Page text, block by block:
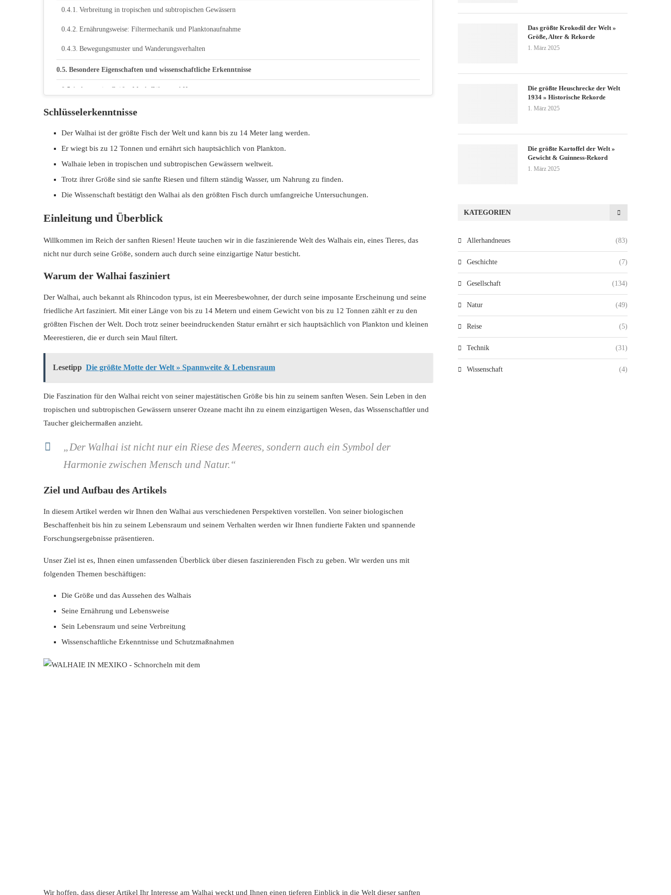
Verbreitung in tropischen und subtropischen Gewässern
Ernährungsweise: Filtermechanik und Planktonaufnahme
Bewegungsmuster und Wanderungsverhalten
Besondere Eigenschaften und wissenschaftliche Erkenntnisse
Anatomie: Größe, Maul, Zähne und Haut
Forschungsprojekte und Schutzmaßnahmen
Fazit
Schlüsselerkenntnisse
Der Walhai ist der größte Fisch der Welt und kann bis zu 14 Meter lang werden.
Er wiegt bis zu 12 Tonnen und ernährt sich hauptsächlich von Plankton.
Walhaie leben in tropischen und subtropischen Gewässern weltweit.
Trotz ihrer Größe sind sie sanfte Riesen und filtern ständig Wasser, um Nahrung zu finden.
Die Wissenschaft bestätigt den Walhai als den größten Fisch durch umfangreiche Untersuchungen.
Einleitung und Überblick
Willkommen im Reich der sanften Riesen! Heute tauchen wir in die faszinierende Welt des Walhais ein, eines Tieres, das
nicht nur durch seine Größe, sondern auch durch seine einzigartige Natur besticht.
Warum der Walhai fasziniert
Der Walhai, auch bekannt als Rhincodon typus, ist ein Meeresbewohner, der durch seine imposante Erscheinung und seine
friedliche Art fasziniert. Mit einer Länge von bis zu 14 Metern und einem Gewicht von bis zu 12 Tonnen zählt er zu den
größten Fischen der Welt. Doch trotz seiner beeindruckenden Statur ernährt er sich hauptsächlich von Plankton und kleinen
Meerestieren, die er durch sein Maul filtert.
Lesetipp Die größte Motte der Welt » Spannweite & Lebensraum
Die Faszination für den Walhai reicht von seiner majestätischen Größe bis hin zu seinem sanften Wesen. Sein Leben in den
tropischen und subtropischen Gewässern unserer Ozeane macht ihn zu einem einzigartigen Wesen, das Wissenschaftler und
Taucher gleichermaßen anzieht.
„Der Walhai ist nicht nur ein Riese des Meeres, sondern auch ein Symbol der
Harmonie zwischen Mensch und Natur.“
Ziel und Aufbau des Artikels
In diesem Artikel werden wir Ihnen den Walhai aus verschiedenen Perspektiven vorstellen. Von seiner biologischen
Beschaffenheit bis hin zu seinem Lebensraum und seinem Verhalten werden wir Ihnen fundierte Fakten und spannende
Forschungsergebnisse präsentieren.
Unser Ziel ist es, Ihnen einen umfassenden Überblick über diesen faszinierenden Fisch zu geben. Wir werden uns mit
folgenden Themen beschäftigen:
Die Größe und das Aussehen des Walhais
Seine Ernährung und Lebensweise
Sein Lebensraum und seine Verbreitung
Wissenschaftliche Erkenntnisse und Schutzmaßnahmen
Wir hoffen, dass dieser Artikel Ihr Interesse am Walhai weckt und Ihnen einen tieferen Einblick in die Welt dieser sanften
Das größte Krokodil der Welt »
Größe, Alter & Rekorde
1. März 2025
Die größte Heuschrecke der Welt
1934 » Historische Rekorde
1. März 2025
Die größte Kartoffel der Welt »
Gewicht & Guinness-Rekord
1. März 2025
KATEGORIEN
Allerhandneues (83)
Geschichte (7)
Gesellschaft (134)
Natur (49)
Reise (5)
Technik (31)
Wissenschaft (4)